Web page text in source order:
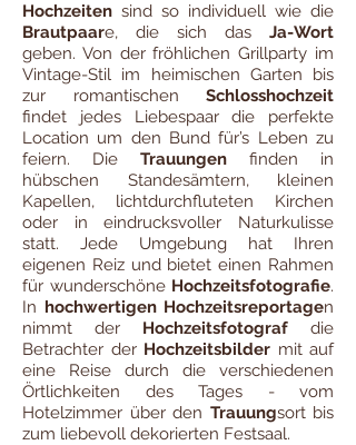
Hochzeiten sind so individuell wie die
Brautpaare, die sich das Ja-Wort
geben. Von der fröhlichen Grillparty im
Vintage-Stil im heimischen Garten bis
zur romantischen Schlosshochzeit
findet jedes Liebespaar die perfekte
Location um den Bund für’s Leben zu
feiern. Die Trauungen finden in
hübschen Standesämtern, kleinen
Kapellen, lichtdurchfluteten Kirchen
oder in eindrucksvoller Naturkulisse
statt. Jede Umgebung hat Ihren
eigenen Reiz und bietet einen Rahmen
für wunderschöne Hochzeitsfotografie.
In hochwertigen Hochzeitsreportagen
nimmt der Hochzeitsfotograf die
Betrachter der Hochzeitsbilder mit auf
eine Reise durch die verschiedenen
Örtlichkeiten des Tages - vom
Hotelzimmer über den Trauungsort bis
zum liebevoll dekorierten Festsaal.